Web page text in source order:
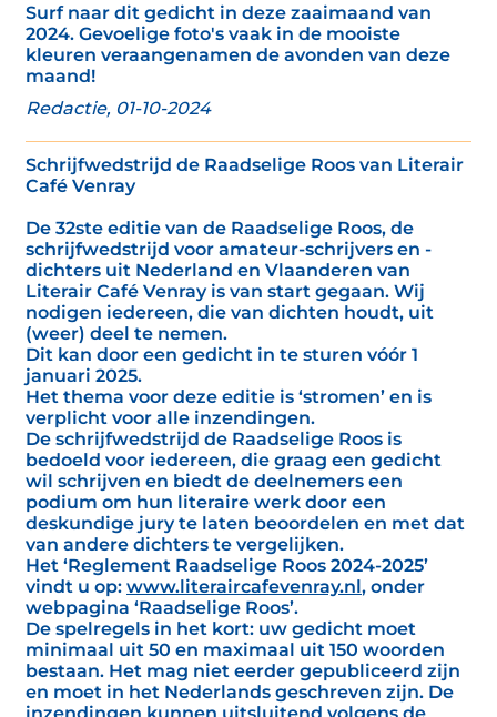
Surf naar dit gedicht in deze zaaimaand van
2024. Gevoelige foto's vaak in de mooiste
kleuren veraangenamen de avonden van deze
maand!
Redactie, 01-10-2024
Schrijfwedstrijd de Raadselige Roos van Literair
Café Venray
De 32ste editie van de Raadselige Roos, de
schrijfwedstrijd voor amateur-schrijvers en -
dichters uit Nederland en Vlaanderen van
Literair Café Venray is van start gegaan. Wij
nodigen iedereen, die van dichten houdt, uit
(weer) deel te nemen.
Dit kan door een gedicht in te sturen vóór 1
januari 2025.
Het thema voor deze editie is ‘stromen’ en is
verplicht voor alle inzendingen.
De schrijfwedstrijd de Raadselige Roos is
bedoeld voor iedereen, die graag een gedicht
wil schrijven en biedt de deelnemers een
podium om hun literaire werk door een
deskundige jury te laten beoordelen en met dat
van andere dichters te vergelijken.
Het ‘Reglement Raadselige Roos 2024-2025’
vindt u op: www.literaircafevenray.nl, onder
webpagina ‘Raadselige Roos’.
De spelregels in het kort: uw gedicht moet
minimaal uit 50 en maximaal uit 150 woorden
bestaan. Het mag niet eerder gepubliceerd zijn
en moet in het Nederlands geschreven zijn. De